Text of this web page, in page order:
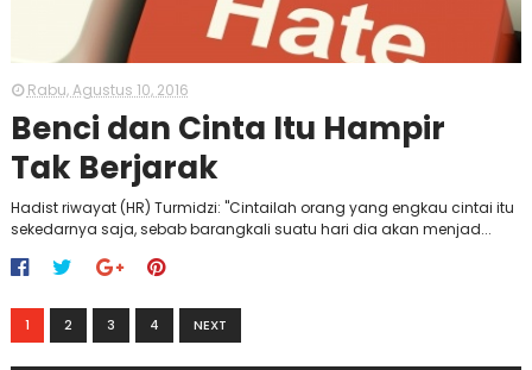
Rabu, Agustus 10, 2016
Benci dan Cinta Itu Hampir
Tak Berjarak
Hadist riwayat (HR) Turmidzi: "Cintailah orang yang engkau cintai itu
sekedarnya saja, sebab barangkali suatu hari dia akan menjad...
1 2 3 4 NEXT